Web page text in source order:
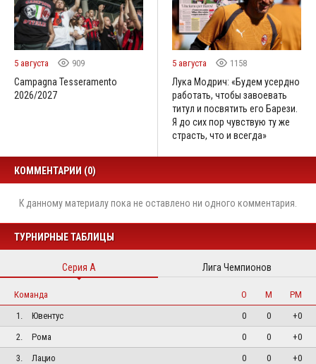
5 августа 909
Campagna Tesseramento
2026/2027
5 августа 1158
Лука Модрич: «Будем усердно
работать, чтобы завоевать
титул и посвятить его Барези.
Я до сих пор чувствую ту же
страсть, что и всегда»
КОММЕНТАРИИ (0)
К данному материалу пока не оставлено ни одного комментария.
ТУРНИРНЫЕ ТАБЛИЦЫ
Серия А Лига Чемпионов
Команда О М
РМ
1.
Ювентус 0 0
+0
2.
Рома 0 0
+0
3.
Лацио 0 0
+0